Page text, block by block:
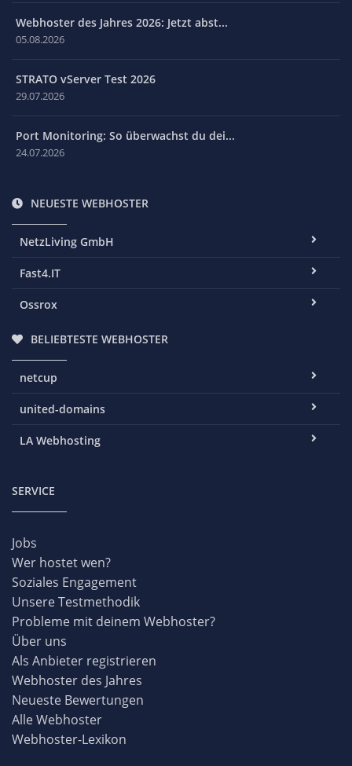
Webhoster des Jahres 2026: Jetzt abst...
05.08.2026
STRATO vServer Test 2026
29.07.2026
Port Monitoring: So überwachst du dei...
24.07.2026
NEUESTE WEBHOSTER
NetzLiving GmbH
Fast4.IT
Ossrox
BELIEBTESTE WEBHOSTER
netcup
united-domains
LA Webhosting
SERVICE
Jobs
Wer hostet wen?
Soziales Engagement
Unsere Testmethodik
Probleme mit deinem Webhoster?
Über uns
Als Anbieter registrieren
Webhoster des Jahres
Neueste Bewertungen
Alle Webhoster
Webhoster-Lexikon